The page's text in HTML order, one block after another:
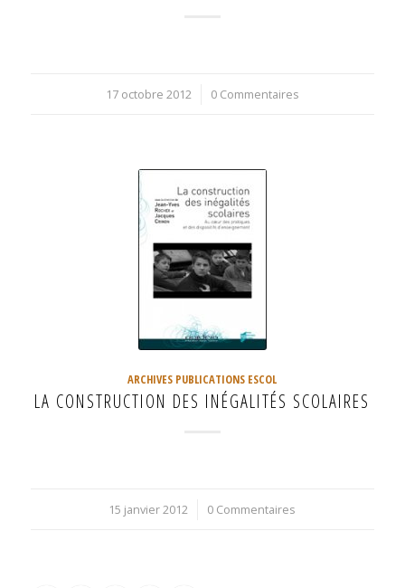
17 octobre 2012
/ 0 Commentaires
ARCHIVES PUBLICATIONS ESCOL
LA CONSTRUCTION DES INÉGALITÉS SCOLAIRES
15 janvier 2012
/ 0 Commentaires